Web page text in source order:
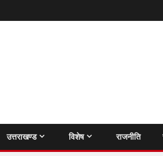
उत्तराखण्ड विशेष राजनीति